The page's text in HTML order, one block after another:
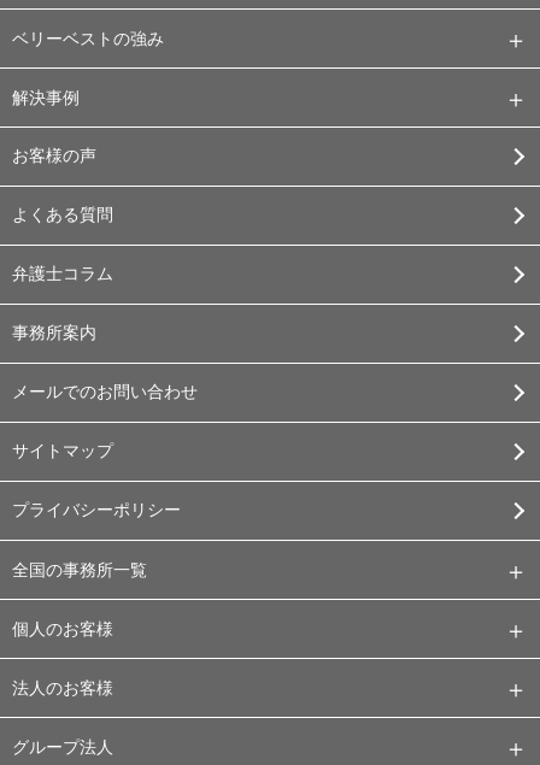
ベリーベストの強み
解決事例
お客様の声
よくある質問
弁護士コラム
事務所案内
メールでのお問い合わせ
サイトマップ
プライバシーポリシー
全国の事務所一覧
個人のお客様
法人のお客様
グループ法人